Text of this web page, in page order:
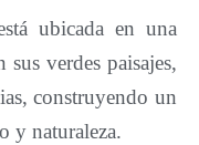
ubicada en una
verdes paisajes,
construyendo un
y naturaleza.